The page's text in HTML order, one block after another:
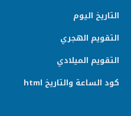
التاريخ اليوم
التقويم الهجري
التقويم الميلادي
كود الساعة والتاريخ html